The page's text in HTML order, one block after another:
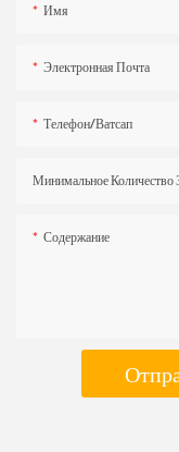
Имя
Электронная Почта
Телефон/ватсап
Минимальное Количество
Содержание